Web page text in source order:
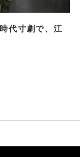
代寸劇で、江